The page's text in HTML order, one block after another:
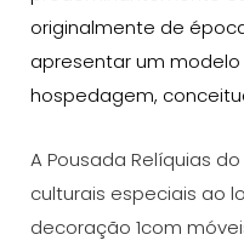
originalmente de
apresentar um
hospedagem,
A Pousada Relíquias
culturais especiais ao
decoração 1com